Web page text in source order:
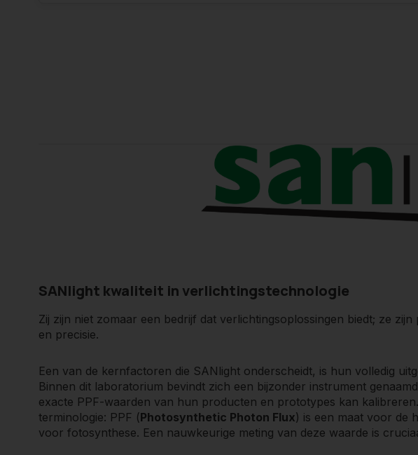
SANlight kwaliteit in verlichtingstechnologie
Zij zijn niet zomaar een bedrijf dat verlichtingsoplossingen biedt; ze
en precisie.
Een van de kernfactoren die SANlight onderscheidt, is hun volledig
Binnen dit laboratorium bevindt zich een bijzonder instrument
exacte PPF-waarden van hun producten en prototypes kan
terminologie: PPF (Photosynthetic Photon Flux) is een maat voor de
voor fotosynthese. Een nauwkeurige meting van deze waarde is